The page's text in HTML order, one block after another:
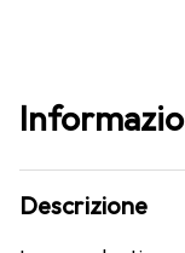
Descrizione